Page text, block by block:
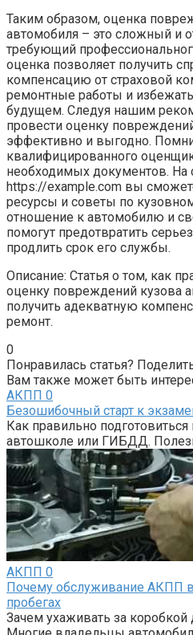
Таким образом, оценка
автомобиля – это сложный и
требующий
оценка позволяет получить
компенсацию от страховой
ремонтные работы и
будущем. Следуя нашим
провести оценку
эффективно и выгодно.
квалифицированного
необходимых документов. На
https://example.com вы
ресурсы и советы по
отношение к автомобилю и
помогут предотвратить
продлить срок его службы.
Описание: Статья о том, как
оценку повреждений кузова
получить адекватную
ремонт.
0
Понравилась статья?
Вам также может быть
АКПП 0
Безошибочный старт к
Как правильно
автошколе или ГИБДД.
АКПП 0
Почему обслуживание АКПП
пробегах
Зачем ухаживать за